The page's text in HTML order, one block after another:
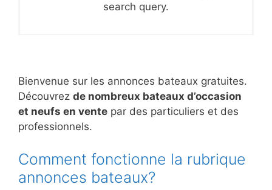
search query.
Bienvenue sur les annonces bateaux gratuites.
Découvrez de nombreux bateaux d’occasion
et neufs en vente par des particuliers et des
professionnels.
Comment fonctionne la rubrique
annonces bateaux?